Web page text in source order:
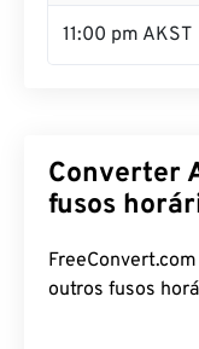
11:00 pm AKST
Converter
fusos
outros fusos